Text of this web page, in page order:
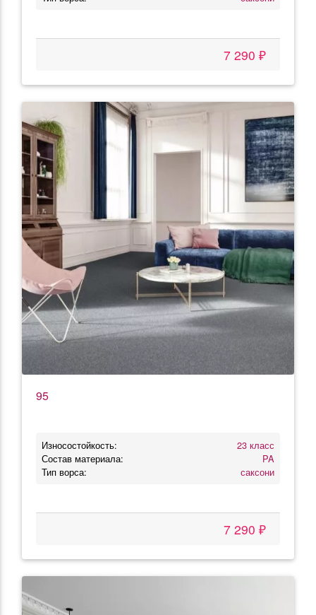
7 290 ₽
95
Износостойкость:
23 класс
Состав материала:
PA
Тип ворса:
саксони
7 290 ₽